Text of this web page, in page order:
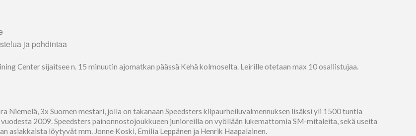
ja pohdintaa
Center sijaitsee n. 15 minuutin ajomatkan päässä Kehä kolmoselta. Leirille otetaan max 10 osallistujaa.
3x Suomen mestari, jolla on takanaan Speedsters kilpaurheiluvalmennuksen lisäksi yli 1500 tuntia
2009. Speedsters painonnostojoukkueen junioreilla on vyöllään lukemattomia SM-mitaleita, sekä useita
asiakkaista löytyvät mm. Jonne Koski, Emilia Leppänen ja Henrik Haapalainen.